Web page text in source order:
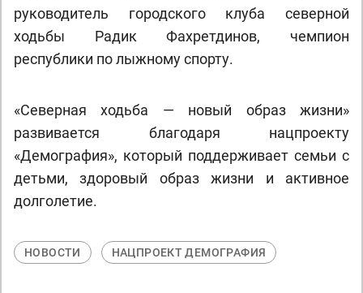
руководитель городского клуба северной
ходьбы Радик Фахретдинов, чемпион
республики по лыжному спорту.
«Северная ходьба — новый образ жизни»
развивается благодаря нацпроекту
«Демография», который поддерживает семьи с
детьми, здоровый образ жизни и активное
долголетие.
НОВОСТИ НАЦПРОЕКТ ДЕМОГРАФИЯ